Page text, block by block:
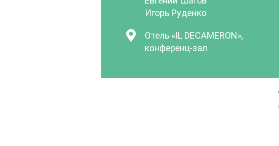
Игорь Руденко
Отель «IL DECAMERON»,
конференц-зал